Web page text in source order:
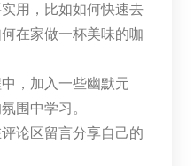
用，比如如何快速去
在家做一杯美味的咖
，加入一些幽默元
围中学习。
论区留言分享自己的